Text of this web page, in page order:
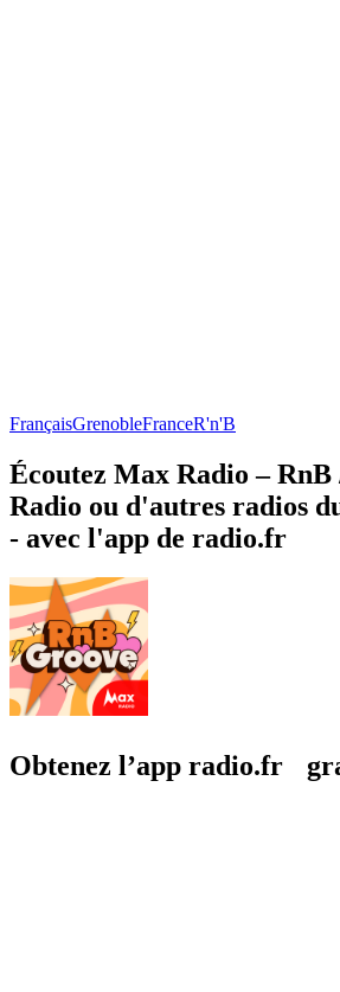
FrançaisGrenobleFranceR'n'B
Écoutez Max Radio –
Radio ou d'autres radios
- avec l'app de radio.fr
Obtenez l’app radio.fr